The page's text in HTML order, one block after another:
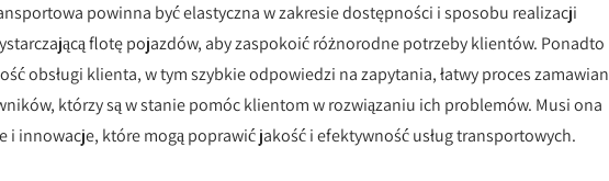
powinna być elastyczna w zakresie dostępności i sposobu realizacji
flotę pojazdów, aby zaspokoić różnorodne potrzeby klientów. Ponadto
obsługi klienta, w tym szybkie odpowiedzi na zapytania, łatwy proces
którzy są w stanie pomóc klientom w rozwiązaniu ich problemów. Musi ona
innowacje, które mogą poprawić jakość i efektywność usług transportowych.